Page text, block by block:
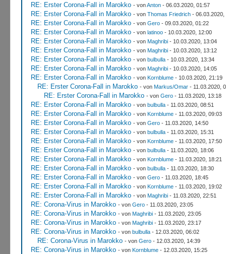
RE: Erster Corona-Fall in Marokko - vonAnton- 06.03.2020, 01:57
RE: Erster Corona-Fall in Marokko - von Thomas Friedrich- 06.03.2020,
RE: Erster Corona-Fall in Marokko - von Gero- 09.03.2020, 01:22
RE: Erster Corona-Fall in Marokko - von latinoo- 10.03.2020, 12:00
RE: Erster Corona-Fall in Marokko - von Maghribi- 10.03.2020, 13:04
RE: Erster Corona-Fall in Marokko - von Maghribi- 10.03.2020, 13:12
RE: Erster Corona-Fall in Marokko - von bulbulla- 10.03.2020, 13:34
RE: Erster Corona-Fall in Marokko - von Maghribi- 10.03.2020, 14:05
RE: Erster Corona-Fall in Marokko - von Kornblume- 10.03.2020, 21:19
RE: Erster Corona-Fall in Marokko - von Markus/Omar- 11.03.2020,
RE: Erster Corona-Fall in Marokko - von Gero- 11.03.2020, 13:18
RE: Erster Corona-Fall in Marokko - von bulbulla- 11.03.2020, 08:51
RE: Erster Corona-Fall in Marokko - von Kornblume- 11.03.2020, 09:03
RE: Erster Corona-Fall in Marokko - von Gero- 11.03.2020, 14:50
RE: Erster Corona-Fall in Marokko - von bulbulla- 11.03.2020, 15:31
RE: Erster Corona-Fall in Marokko - von Kornblume- 11.03.2020, 17:50
RE: Erster Corona-Fall in Marokko - von bulbulla- 11.03.2020, 18:06
RE: Erster Corona-Fall in Marokko - von Kornblume- 11.03.2020, 18:21
RE: Erster Corona-Fall in Marokko - von bulbulla- 11.03.2020, 18:30
RE: Erster Corona-Fall in Marokko - von Gero- 11.03.2020, 18:45
RE: Erster Corona-Fall in Marokko - von Kornblume- 11.03.2020, 19:02
RE: Erster Corona-Fall in Marokko - von Maghribi- 11.03.2020, 22:51
RE: Corona-Virus in Marokko - von Gero- 11.03.2020, 23:05
RE: Corona-Virus in Marokko - von Maghribi- 11.03.2020, 23:05
RE: Corona-Virus in Marokko - von Maghribi- 11.03.2020, 23:17
RE: Corona-Virus in Marokko - von bulbulla- 12.03.2020, 06:02
RE: Corona-Virus in Marokko - von Gero- 12.03.2020, 14:39
RE: Corona-Virus in Marokko - von Kornblume- 12.03.2020, 15:25